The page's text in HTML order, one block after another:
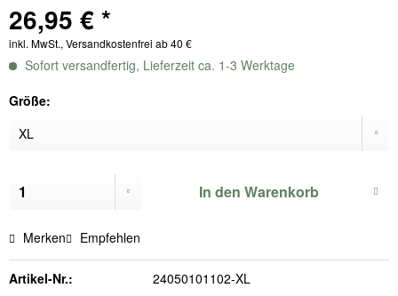
26,95 € *
inkl. MwSt., Versandkostenfrei ab 40 €
Sofort versandfertig, Lieferzeit ca. 1-3 Werktage
Größe:
In den Warenkorb
Merken Empfehlen
Artikel-Nr.: 24050101102-XL